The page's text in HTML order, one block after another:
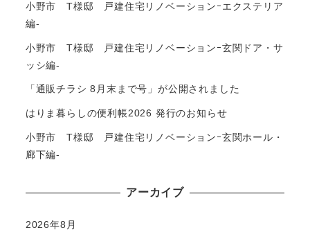
小野市 T様邸 戸建住宅リノベーションｰエクステリア
編-
小野市 T様邸 戸建住宅リノベーションｰ玄関ドア・サ
ッシ編-
「通販チラシ 8月末まで号」が公開されました
はりま暮らしの便利帳2026 発行のお知らせ
小野市 T様邸 戸建住宅リノベーションｰ玄関ホール・
廊下編-
アーカイブ
2026年8月